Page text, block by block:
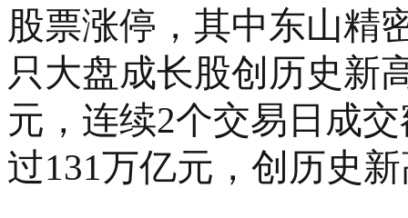
股票涨停，其中东山精
只大盘成长股创历史新
元，连续2个交易日成
过131万亿元，创历史